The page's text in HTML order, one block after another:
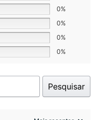
0%
0%
0%
0%
Pesquisar